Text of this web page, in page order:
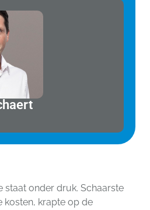
staat onder druk. Schaarste
kosten, krapte op de